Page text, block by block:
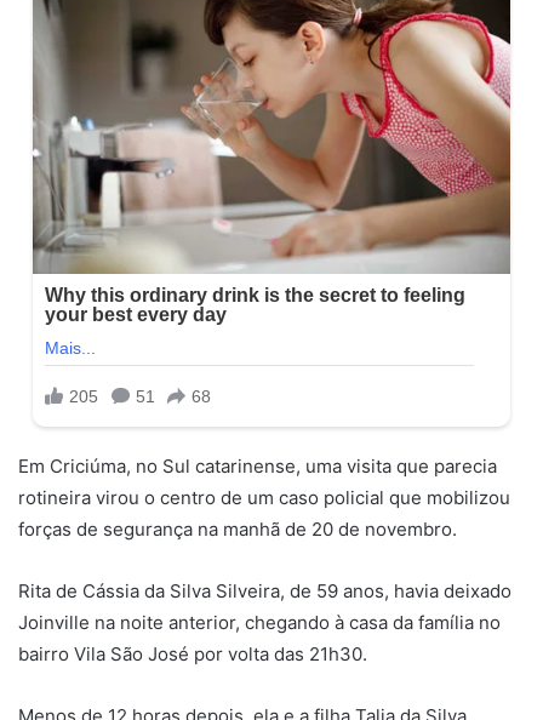
Em Criciúma, no Sul catarinense, uma visita que parecia
rotineira virou o centro de um caso policial que mobilizou
forças de segurança na manhã de 20 de novembro.
Rita de Cássia da Silva Silveira, de 59 anos, havia deixado
Joinville na noite anterior, chegando à casa da família no
bairro Vila São José por volta das 21h30.